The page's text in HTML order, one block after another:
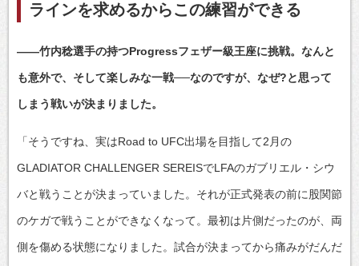
ラインを求めるからこの練習ができる
――竹内稔選手の持つProgressフェザー級王座に挑戦。なんと
も意外で、そして楽しみな一戦──なのですが、なぜ?と思って
しまう戦いが決まりました。
「そうですね、実はRoad to UFC出場を目指して2月の
GLADIATOR CHALLENGER SEREISでLFAのガブリエル・シウ
バと戦うことが決まっていました。それが正式発表の前に股関節
のケガで戦うことができなくなって。最初は片側だったのが、両
側を傷める状態になりました。試合が決まってから痛みがだんだ